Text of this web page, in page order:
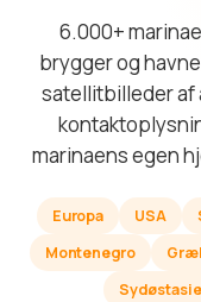
6.000+
brygger og
satellitbilleder af
marinaens egen
Europa USA
Montenegro